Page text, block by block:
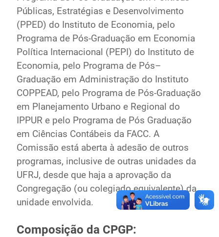
Controladoria-Geral da União
Ministério da Mulher, da Família e dos Direitos Humanos
Secretaria-Geral
Secretaria de Governo
Gabinete de Segurança Institucional
Advocacia-Geral da União
Banco Central do Brasil
Planalto
Públicas, Estratégias e Desenvolvimento
(PPED) do Instituto de Economia, pelo
Programa de Pós-Graduação em Economia
Política Internacional (PEPI) do Instituto de
Economia, pelo Programa de Pós–
Graduação em Administração do Instituto
COPPEAD, pelo Programa de Pós-Graduação
em Planejamento Urbano e Regional do
IPPUR e pelo Programa de Pós Graduação
em Ciências Contábeis da FACC. A
Comissão está aberta à adesão de outros
programas, inclusive de outras unidades da
UFRJ, desde que haja a aprovação da
Congregação (ou colegiado equivalente) da
unidade envolvida.
Composição da CPGP: